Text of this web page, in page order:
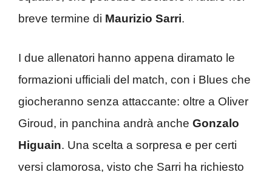
breve termine di Maurizio Sarri.
I due allenatori hanno appena diramato le
formazioni ufficiali del match, con i Blues che
giocheranno senza attaccante: oltre a Oliver
Giroud, in panchina andrà anche Gonzalo
Higuain. Una scelta a sorpresa e per certi
versi clamorosa, visto che Sarri ha richiesto